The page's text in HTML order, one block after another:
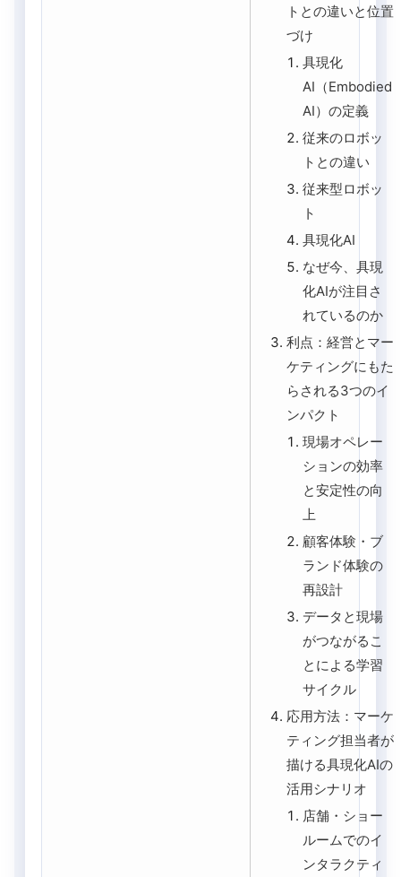
トとの違いと位置
づけ
具現化
AI（Embodied
AI）の定義
従来のロボッ
トとの違い
従来型ロボッ
ト
具現化AI
なぜ今、具現
化AIが注目さ
れているのか
利点：経営とマー
ケティングにもた
らされる3つのイ
ンパクト
現場オペレー
ションの効率
と安定性の向
上
顧客体験・ブ
ランド体験の
再設計
データと現場
がつながるこ
とによる学習
サイクル
応用方法：マーケ
ティング担当者が
描ける具現化AIの
活用シナリオ
店舗・ショー
ルームでのイ
ンタラクティ